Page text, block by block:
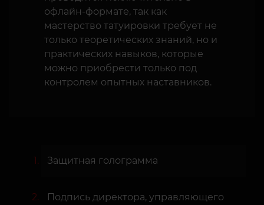
офлайн-формате, так как
мастерство татуировки требует не
только теоретических знаний, но и
практических навыков, которые
можно приобрести только под
контролем опытных наставников.
Защитная голограмма
Подпись директора, управляющего